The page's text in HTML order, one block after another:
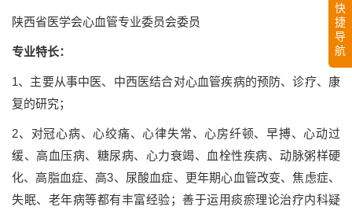
陕西省医学会心血管专业委员会委员
专业特长：
1、主要从事中医、中西医结合对心血管疾病的预防、诊疗、康
复的研究；
2、对冠心病、心绞痛、心律失常、心房纤顿、早搏、心动过
缓、高血压病、糖尿病、心力衰竭、血栓性疾病、动脉粥样硬
化、高脂血症、高3、尿酸血症、更年期心血管改变、焦虑症、
失眠、老年病等都有丰富经验；善于运用痰瘀理论治疗内科疑
快
捷
导
航